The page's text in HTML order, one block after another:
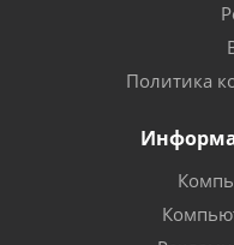
Политика